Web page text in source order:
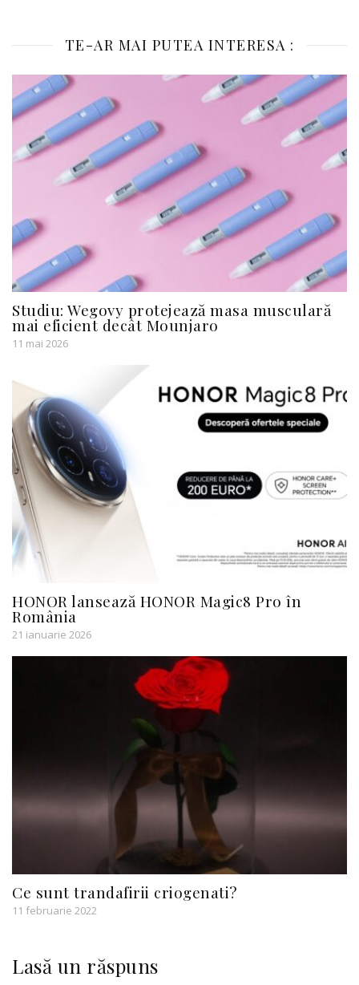
TE-AR MAI PUTEA INTERESA :
Studiu: Wegovy protejează masa musculară
mai eficient decât Mounjaro
11 mai 2026
HONOR lansează HONOR Magic8 Pro în
România
21 ianuarie 2026
Ce sunt trandafirii criogenati?
11 februarie 2022
Lasă un răspuns